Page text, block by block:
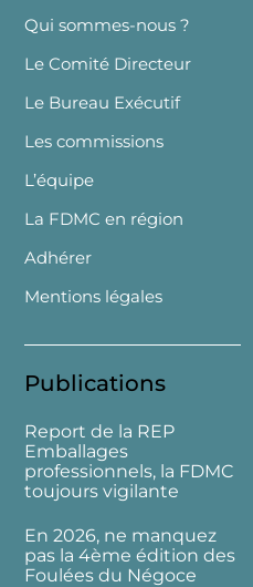
Qui sommes-nous ?
Le Comité Directeur
Le Bureau Exécutif
Les commissions
L’équipe
La FDMC en région
Adhérer
Mentions légales
Publications
Report de la REP
Emballages
professionnels, la FDMC
toujours vigilante
En 2026, ne manquez
pas la 4ème édition des
Foulées du Négoce